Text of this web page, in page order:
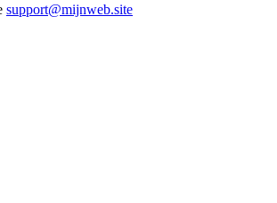
support@mijnweb.site